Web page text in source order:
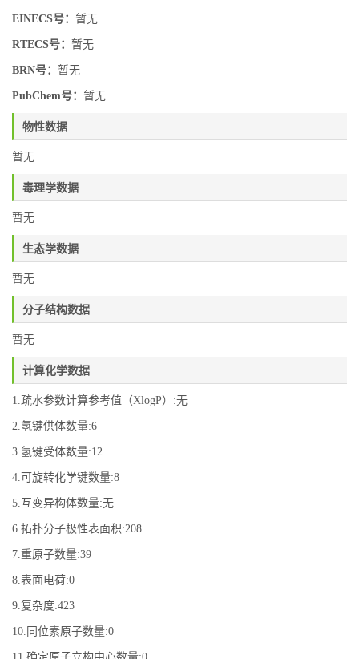
EINECS号： 暂无
RTECS号： 暂无
BRN号： 暂无
PubChem号： 暂无
物性数据
暂无
毒理学数据
暂无
生态学数据
暂无
分子结构数据
暂无
计算化学数据
1.疏水参数计算参考值（XlogP）:无
2.氢键供体数量:6
3.氢键受体数量:12
4.可旋转化学键数量:8
5.互变异构体数量:无
6.拓扑分子极性表面积:208
7.重原子数量:39
8.表面电荷:0
9.复杂度:423
10.同位素原子数量:0